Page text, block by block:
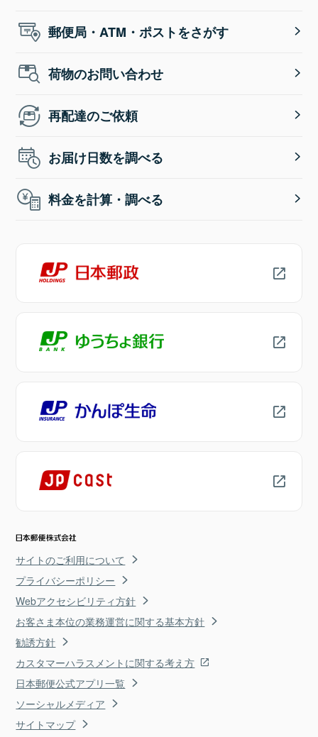
郵便局・ATM・ポストをさがす
荷物のお問い合わせ
再配達のご依頼
お届け日数を調べる
料金を計算・調べる
サイトのご利用について
プライバシーポリシー
Webアクセシビリティ方針
お客さま本位の業務運営に関する基本方針
勧誘方針
カスタマーハラスメントに関する考え方
日本郵便公式アプリ一覧
ソーシャルメディア
サイトマップ